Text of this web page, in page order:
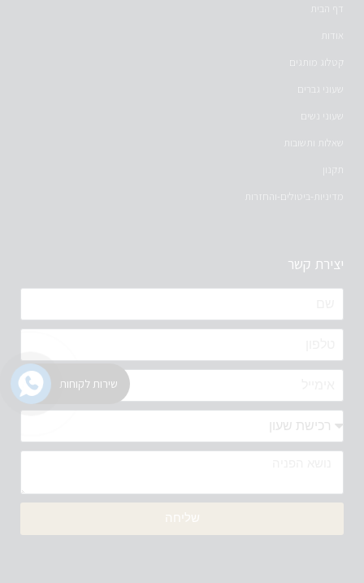
דף הבית
אודות
קטלוג מותגים
שעוני גברים
שעוני נשים
שאלות ותשובות
תקנון
מדיניות-ביטולים-והחזרות
יצירת קשר
שליחה
שירות לקוחות